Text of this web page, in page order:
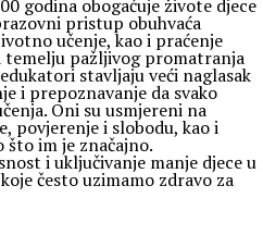
godina obogaćuje živote djece
pristup obuhvaća
učenje, kao i praćenje
pažljivog promatranja
stavljaju veći naglasak
i prepoznavanje da svako
Oni su usmjereni na
povjerenje i slobodu, kao i
im je značajno.
i uključivanje manje djece u
često uzimamo zdravo za